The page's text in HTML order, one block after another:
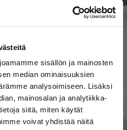
sisällön ja mainosten
median ominaisuuksien
analysoimiseen. Lisäksi
mainosalan ja analytiikka-
siitä, miten käytät
voivat yhdistää näitä
on CrossFit Inc:n
tavaramerkki.